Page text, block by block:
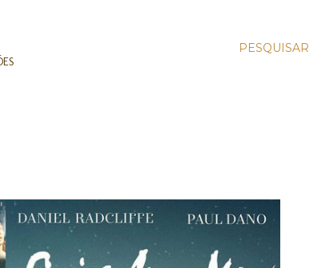
PESQUISAR